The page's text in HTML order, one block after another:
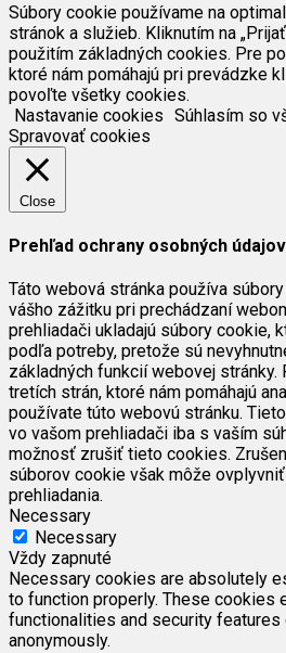
Súbory cookie používame na
stránok a služieb. Kliknutím na
použitím základných cookies. Pre
ktoré nám pomáhajú pri prevádzke
povoľte všetky cookies.
Nastavanie cookies Súhlasím so
Spravovať cookies
Close
Prehľad ochrany osobných údajov
Táto webová stránka používa
vášho zážitku pri prechádzaní
prehliadači ukladajú súbory cookie,
podľa potreby, pretože sú
základných funkcií webovej stránky.
tretích strán, ktoré nám pomáhajú
používate túto webovú stránku.
vo vašom prehliadači iba s vaším
možnosť zrušiť tieto cookies.
súborov cookie však môže
prehliadania.
Necessary
Necessary
Vždy zapnuté
Necessary cookies are absolutely
to function properly. These cookies
functionalities and security
anonymously.